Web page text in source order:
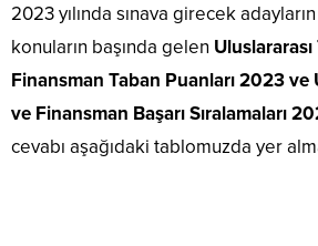
2023 yılında sınava girecek
konuların başında gelen
Finansman Taban Puanları 2023 ve
ve Finansman Başarı Sıralamaları
cevabı aşağıdaki tablomuzda yer